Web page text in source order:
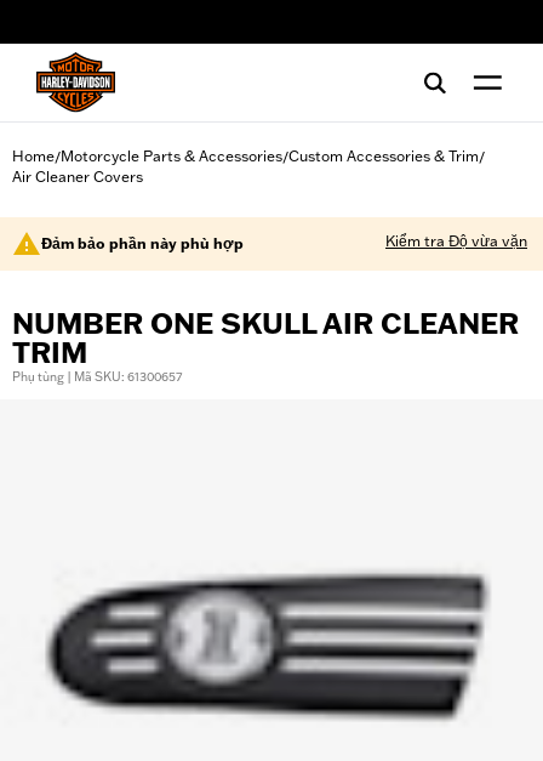
Home/Motorcycle Parts & Accessories/Custom Accessories & Trim/
Air Cleaner Covers
Đảm bảo phần này phù hợp Kiểm tra Độ vừa vặn
NUMBER ONE SKULL AIR CLEANER
TRIM
Phụ tùng | Mã SKU: 61300657